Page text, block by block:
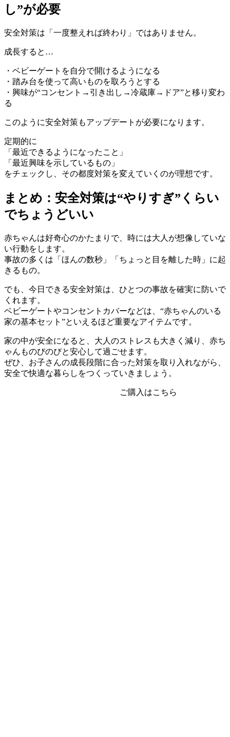
し”が必要
安全対策は「一度整えれば終わり」ではありません。
成長すると…
・ベビーゲートを自分で開けるようになる
・踏み台を使って高いものを取ろうとする
・興味が“コンセント→引き出し→冷蔵庫→ドア”と移り変わ
る
このように安全対策もアップデートが必要になります。
定期的に
「最近できるようになったこと」
「最近興味を示しているもの」
をチェックし、その都度対策を変えていくのが理想です。
まとめ：安全対策は“やりすぎ”くらい
でちょうどいい
赤ちゃんは好奇心のかたまりで、時には大人が想像していな
い行動をします。
事故の多くは「ほんの数秒」「ちょっと目を離した時」に起
きるもの。
でも、今日できる安全対策は、ひとつの事故を確実に防いで
くれます。
ベビーゲートやコンセントカバーなどは、“赤ちゃんのいる
家の基本セット”といえるほど重要なアイテムです。
家の中が安全になると、大人のストレスも大きく減り、赤ち
ゃんものびのびと安心して過ごせます。
ぜひ、お子さんの成長段階に合った対策を取り入れながら、
安全で快適な暮らしをつくっていきましょう。
ご購入はこちら